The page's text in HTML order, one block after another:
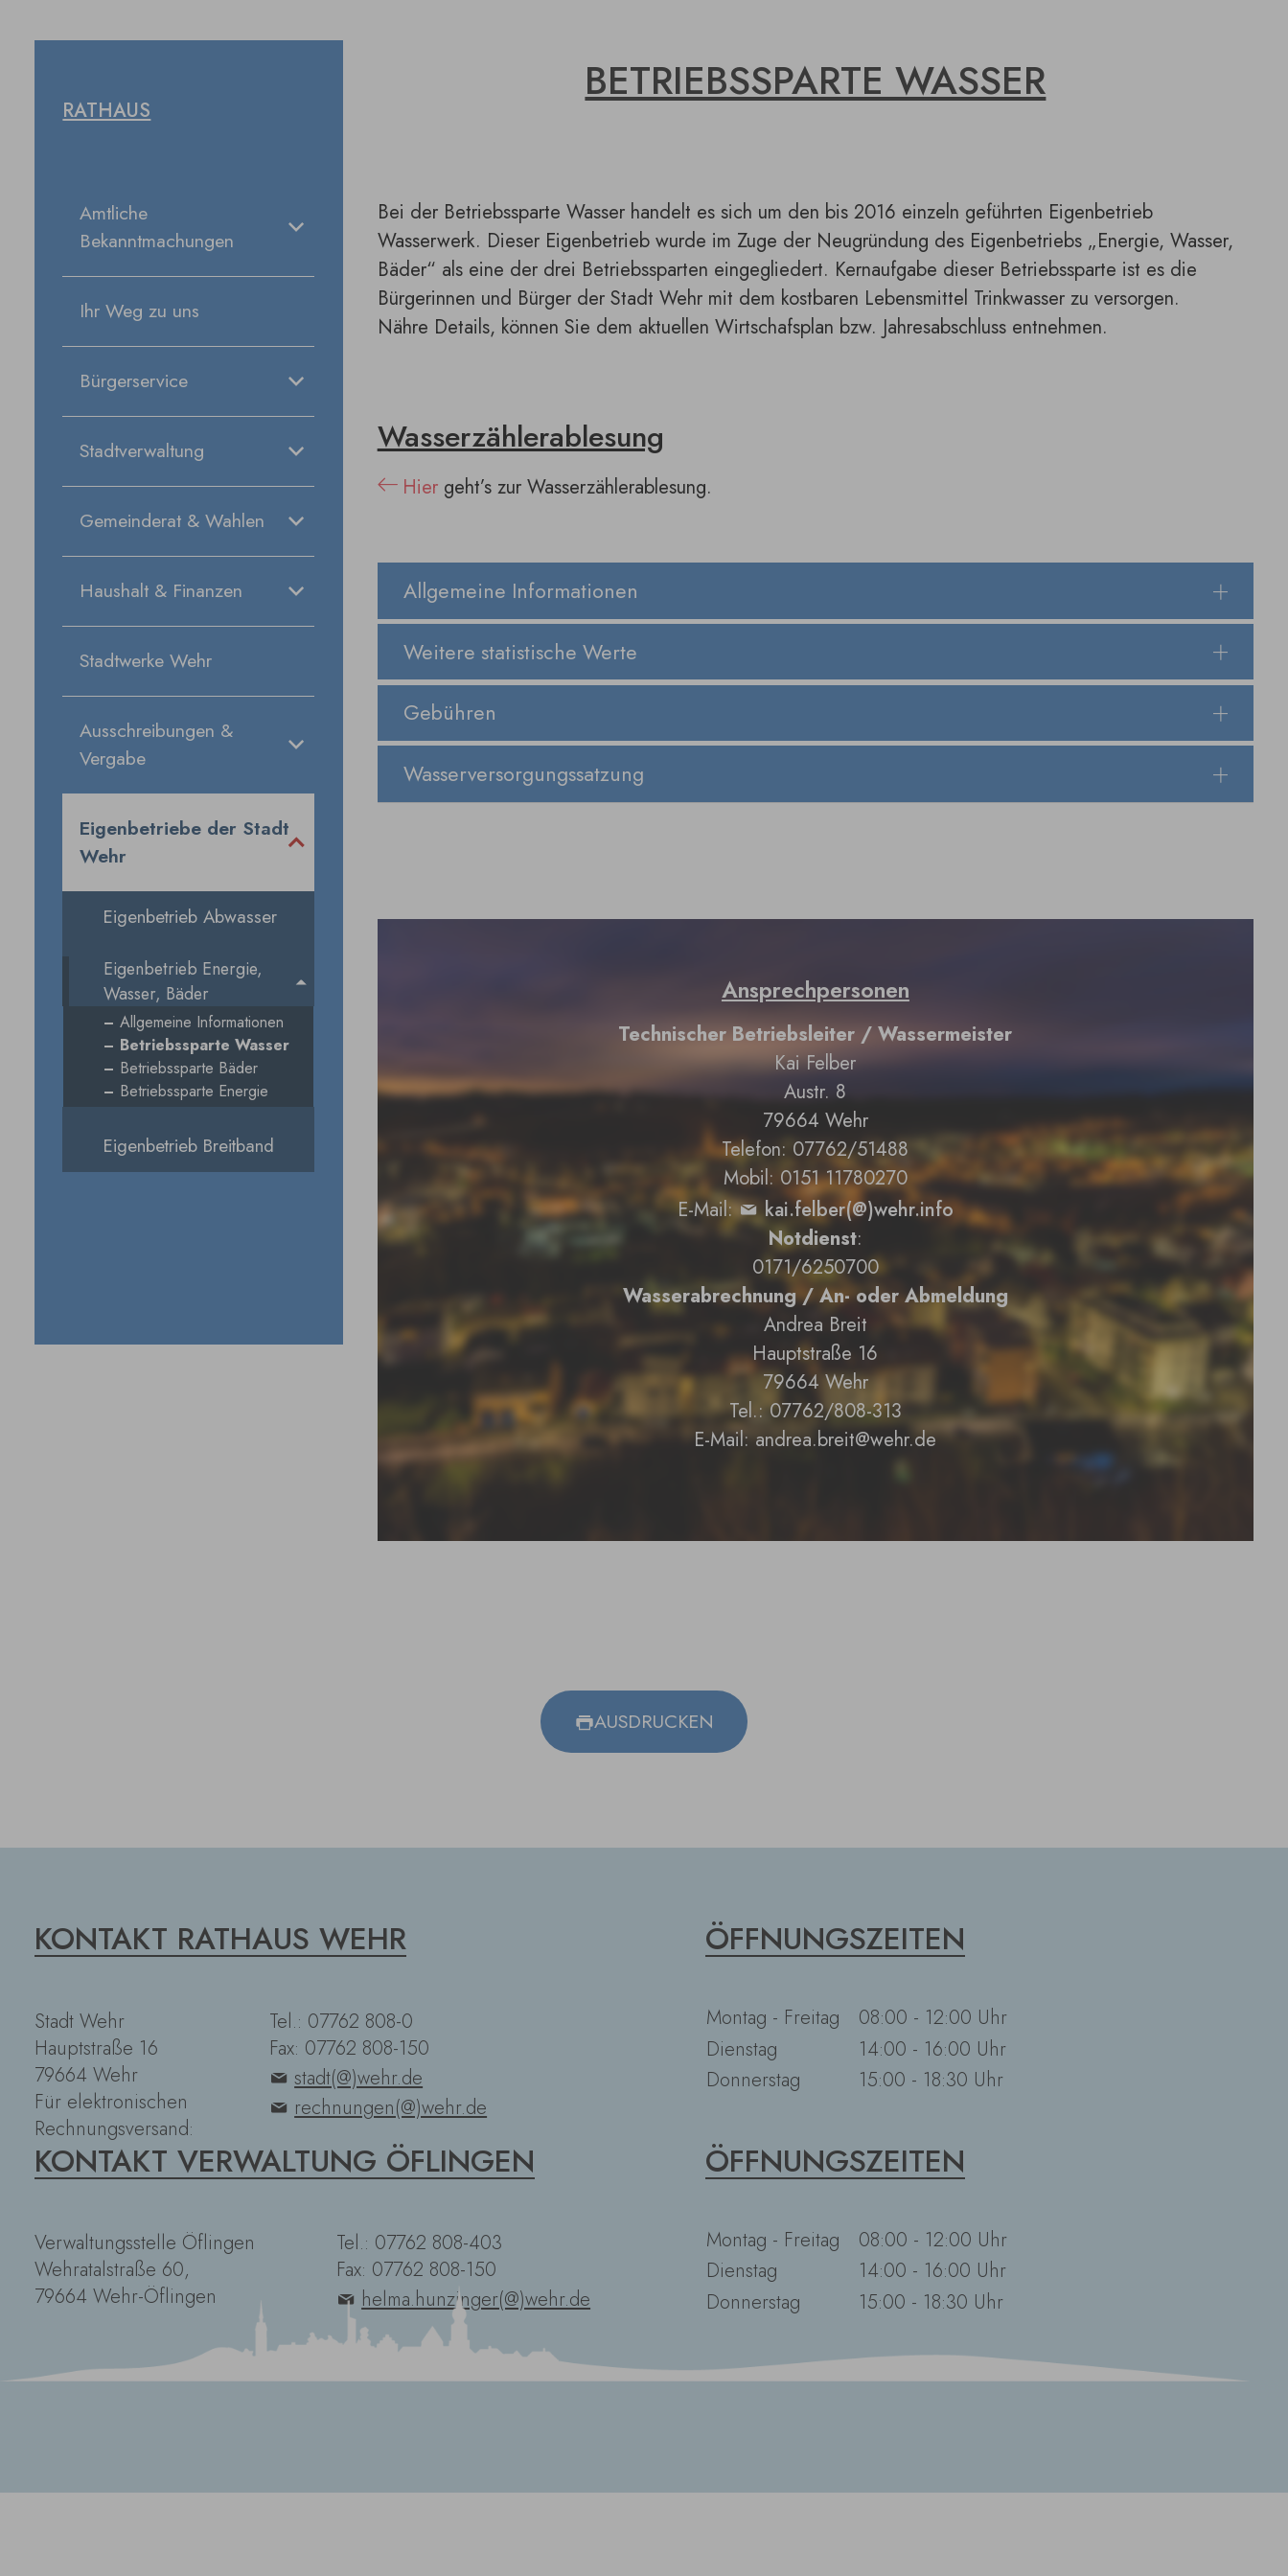
BETRIEBSSPARTE WASSER
Bei der Betriebssparte Wasser handelt es sich um den bis 2016 einzeln geführten Eigenbetrieb
Wasserwerk. Dieser Eigenbetrieb wurde im Zuge der Neugründung des Eigenbetriebs „Energie, Wasser,
Bäder“ als eine der drei Betriebssparten eingegliedert. Kernaufgabe dieser Betriebssparte ist es die
Bürgerinnen und Bürger der Stadt Wehr mit dem kostbaren Lebensmittel Trinkwasser zu versorgen.
Nähre Details, können Sie dem aktuellen Wirtschafsplan bzw. Jahresabschluss entnehmen.
Wasserzählerablesung
Hier geht’s zur Wasserzählerablesung.
Allgemeine Informationen
Weitere statistische Werte
Gebühren
Wasserversorgungssatzung
Ansprechpersonen
Technischer Betriebsleiter / Wassermeister
Kai Felber
Austr. 8
79664 Wehr
Telefon: 07762/51488
Mobil: 0151 11780270
E-Mail:
kai.felber(@)wehr.info
Notdienst:
0171/6250700
Wasserabrechnung / An- oder Abmeldung
Andrea Breit
Hauptstraße 16
79664 Wehr
Tel.: 07762/808-313
E-Mail: andrea.breit@wehr.de
RATHAUS
Amtliche
Bekanntmachungen
Ihr Weg zu uns
Bürgerservice
Stadtverwaltung
Gemeinderat & Wahlen
Haushalt & Finanzen
Stadtwerke Wehr
Ausschreibungen &
Vergabe
Eigenbetriebe der Stadt
Wehr
Eigenbetrieb Abwasser
Eigenbetrieb Energie,
Wasser, Bäder
Allgemeine Informationen
Betriebssparte Wasser
Betriebssparte Bäder
Betriebssparte Energie
Eigenbetrieb Breitband
AUSDRUCKEN
KONTAKT RATHAUS WEHR
Stadt Wehr
Hauptstraße 16
79664 Wehr
Für elektronischen
Rechnungsversand:
Tel.: 07762 808-0
Fax: 07762 808-150
stadt(@)wehr.de
rechnungen(@)wehr.de
ÖFFNUNGSZEITEN
Montag - Freitag
Dienstag
Donnerstag
08:00 - 12:00 Uhr
14:00 - 16:00 Uhr
15:00 - 18:30 Uhr
KONTAKT VERWALTUNG ÖFLINGEN
Verwaltungsstelle Öflingen
Wehratalstraße 60,
79664 Wehr-Öflingen
Tel.: 07762 808-403
Fax: 07762 808-150
helma.hunzinger(@)wehr.de
ÖFFNUNGSZEITEN
Montag - Freitag
Dienstag
Donnerstag
08:00 - 12:00 Uhr
14:00 - 16:00 Uhr
15:00 - 18:30 Uhr